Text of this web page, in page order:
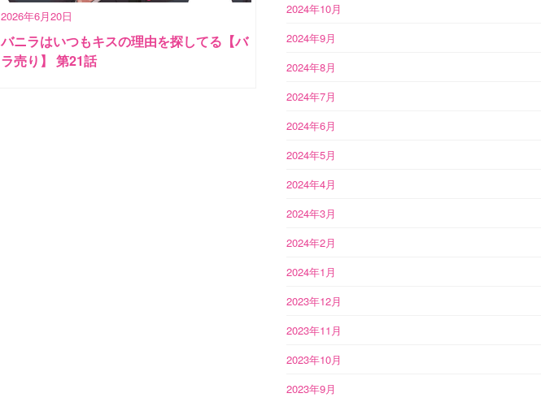
2026年6月20日
バニラはいつもキスの理由を探してる【バ
ラ売り】 第21話
2024年10月
2024年9月
2024年8月
2024年7月
2024年6月
2024年5月
2024年4月
2024年3月
2024年2月
2024年1月
2023年12月
2023年11月
2023年10月
2023年9月